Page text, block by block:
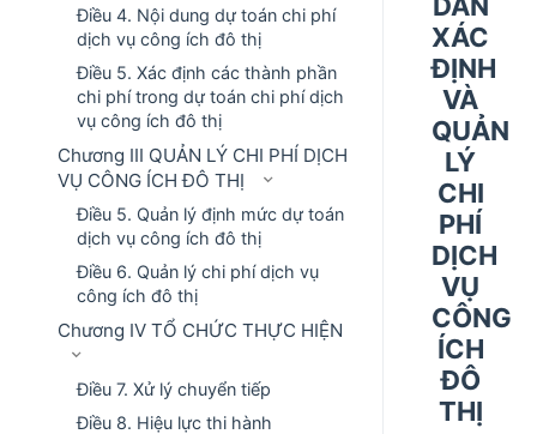
Điều 4. Nội dung dự toán chi phí
dịch vụ công ích đô thị
Điều 5. Xác định các thành phần
chi phí trong dự toán chi phí dịch
vụ công ích đô thị
Chương III QUẢN LÝ CHI PHÍ DỊCH
VỤ CÔNG ÍCH ĐÔ THỊ
Điều 5. Quản lý định mức dự toán
dịch vụ công ích đô thị
Điều 6. Quản lý chi phí dịch vụ
công ích đô thị
Chương IV TỔ CHỨC THỰC HIỆN
Điều 7. Xử lý chuyển tiếp
Điều 8. Hiệu lực thi hành
XÁC
ĐỊNH
VÀ
QUẢN
LÝ
CHI
PHÍ
DỊCH
VỤ
CÔNG
ÍCH
ĐÔ
THỊ